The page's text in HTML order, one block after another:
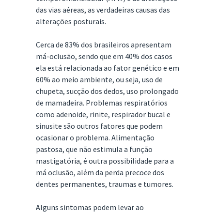
das vias aéreas, as verdadeiras causas das
alterações posturais.
Cerca de 83% dos brasileiros apresentam
má-oclusão, sendo que em 40% dos casos
ela está relacionada ao fator genético e em
60% ao meio ambiente, ou seja, uso de
chupeta, sucção dos dedos, uso prolongado
de mamadeira. Problemas respiratórios
como adenoide, rinite, respirador bucal e
sinusite são outros fatores que podem
ocasionar o problema. Alimentação
pastosa, que não estimula a função
mastigatória, é outra possibilidade para a
má oclusão, além da perda precoce dos
dentes permanentes, traumas e tumores.
Alguns sintomas podem levar ao